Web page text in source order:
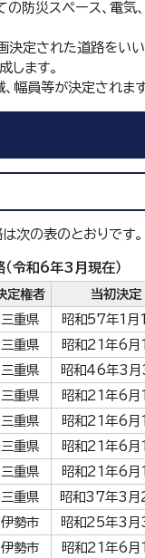
防災スペース、電気
決定された道路をい
します。
幅員等が決定されます
次の表のとおりです。
令和6年3月現在）
定権者 当初決定
三重県 昭和57年1月
三重県 昭和21年6月
三重県 昭和46年3月
三重県 昭和21年6月
三重県 昭和21年6月
三重県 昭和21年6月
三重県 昭和21年6月
三重県 昭和37年3月
伊勢市 昭和25年3月
伊勢市 昭和21年6月